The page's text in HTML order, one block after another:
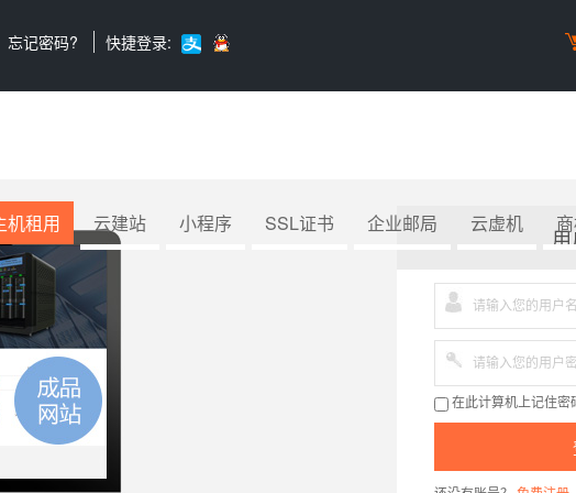
忘记密码? 快捷登录:
机租用 云建站 小程序 SSL证书 企业邮局 云虚机
在此计算机上记住密